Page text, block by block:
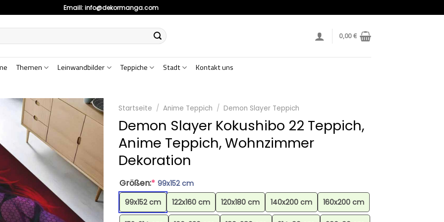
Emaill:info@dekormanga.com
0,00€
Themen Leinwandbilder Teppiche Stadt Kontakt uns
Startseite / Anime Teppich / Demon Slayer Teppich
Demon Slayer Kokushibo 22 Teppich,
Anime Teppich, Wohnzimmer
Dekoration
Größen:* 99x152 cm
99x152 cm
122x160 cm 120x180 cm 140x200 cm 160x200 cm